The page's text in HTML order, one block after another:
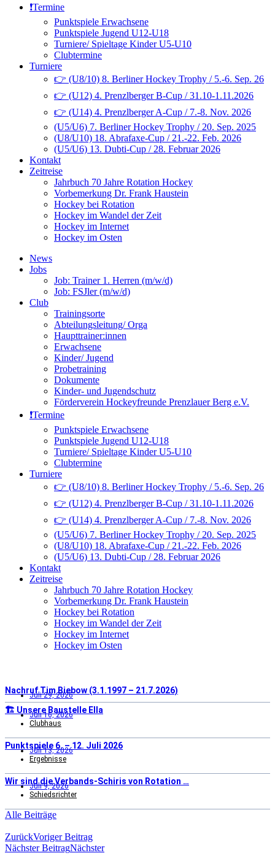
❗️Termine
Punktspiele Erwachsene
Punktspiele Jugend U12-U18
Turniere/ Spieltage Kinder U5-U10
Clubtermine
Turniere
👉 (U8/10) 8. Berliner Hockey Trophy / 5.-6. Sep. 26
👉 (U12) 4. Prenzlberger B-Cup / 31.10-1.11.2026
👉 (U14) 4. Prenzlberger A-Cup / 7.-8. Nov. 2026
(U5/U6) 7. Berliner Hockey Trophy / 20. Sep. 2025
(U8/U10) 18. Abrafaxe-Cup / 21.-22. Feb. 2026
(U5/U6) 13. Dubti-Cup / 28. Februar 2026
Kontakt
Zeitreise
Jahrbuch 70 Jahre Rotation Hockey
Vorbemerkung Dr. Frank Haustein
Hockey bei Rotation
Hockey im Wandel der Zeit
Hockey im Internet
Hockey im Osten
News
Jobs
Job: Trainer 1. Herren (m/w/d)
Job: FSJler (m/w/d)
Club
Trainingsorte
Abteilungsleitung/ Orga
Haupttrainer:innen
Erwachsene
Kinder/ Jugend
Probetraining
Dokumente
Kinder- und Jugendschutz
Förderverein Hockeyfreunde Prenzlauer Berg e.V.
❗️Termine
Punktspiele Erwachsene
Punktspiele Jugend U12-U18
Turniere/ Spieltage Kinder U5-U10
Clubtermine
Turniere
👉 (U8/10) 8. Berliner Hockey Trophy / 5.-6. Sep. 26
👉 (U12) 4. Prenzlberger B-Cup / 31.10-1.11.2026
👉 (U14) 4. Prenzlberger A-Cup / 7.-8. Nov. 2026
(U5/U6) 7. Berliner Hockey Trophy / 20. Sep. 2025
(U8/U10) 18. Abrafaxe-Cup / 21.-22. Feb. 2026
(U5/U6) 13. Dubti-Cup / 28. Februar 2026
Kontakt
Zeitreise
Jahrbuch 70 Jahre Rotation Hockey
Vorbemerkung Dr. Frank Haustein
Hockey bei Rotation
Hockey im Wandel der Zeit
Hockey im Internet
Hockey im Osten
Juli 29, 2026
Nachruf Tim Biebow (3.1.1997 – 21.7.2026)
Juli 16, 2026
🏗️ Unsere Baustelle Ella
Clubhaus
Juli 13, 2026
Punktspiele 6. – 12. Juli 2026
Ergebnisse
Juli 9, 2026
Wir sind die Verbands-Schiris von Rotation …
Schiedsrichter
Alle Beiträge
ZurückVoriger Beitrag
Nächster BeitragNächster